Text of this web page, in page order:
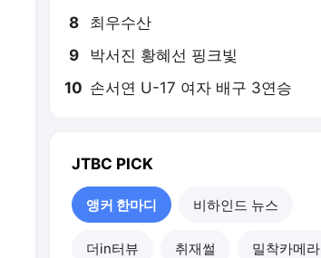
8 최우수산
9 박서진 황혜선 핑크빛
10 손서연 U-17 여자 배구 3연승
JTBC PICK
앵커 한마디 비하인드 뉴스
더in터뷰 취재썰 밀착카메라